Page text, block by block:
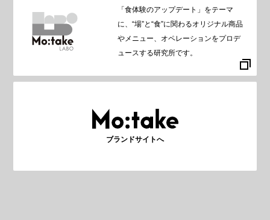
「食体験のアップデート」をテーマ
に、“場”と“食”に関わるオリジナル商品
やメニュー、オペレーションをプロデ
ュースする研究所です。
ブランドサイトへ